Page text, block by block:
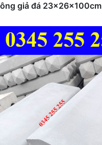
giả đá 23x26x100cm